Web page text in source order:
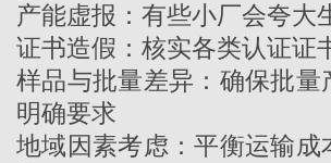
产能虚报：有些小厂会夸大
证书造假：核实各类认证证
样品与批量差异：确保批
明确要求
地域因素考虑：平衡运输